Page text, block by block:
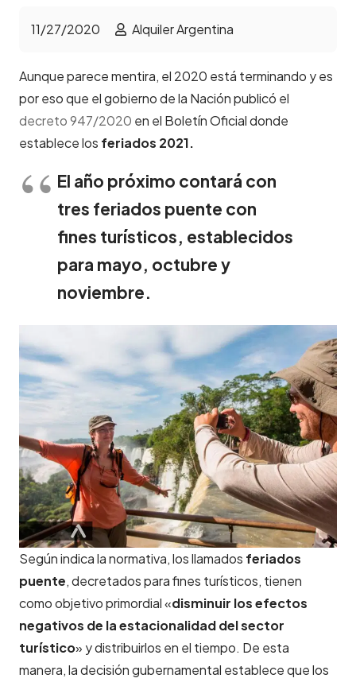
11/27/2020 Alquiler Argentina
Aunque parece mentira, el 2020 está terminando y es
por eso que el gobierno de la Nación publicó el
decreto 947/2020 en el Boletín Oficial donde
establece los feriados 2021.
El año próximo contará con
tres feriados puente con
fines turísticos, establecidos
para mayo, octubre y
noviembre.
Según indica la normativa, los llamados feriados
puente, decretados para fines turísticos, tienen
como objetivo primordial «disminuir los efectos
negativos de la estacionalidad del sector
turístico» y distribuirlos en el tiempo. De esta
manera, la decisión gubernamental establece que los